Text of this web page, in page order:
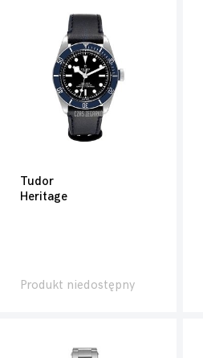
Tudor
Heritage
Produkt niedostępny